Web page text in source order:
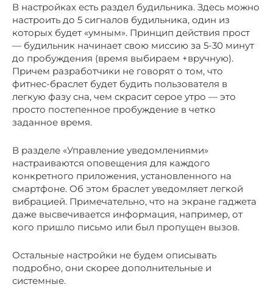
В настройках есть раздел будильника. Здесь можно
настроить до 5 сигналов будильника, один из
которых будет «умным». Принцип действия прост
— будильник начинает свою миссию за 5-30 минут
до пробуждения (время выбираем +вручную).
Причем разработчики не говорят о том, что
фитнес-браслет будет будить пользователя в
легкую фазу сна, чем скрасит серое утро — это
просто постепенное пробуждение в четко
заданное время.
В разделе «Управление уведомлениями»
настраиваются оповещения для каждого
конкретного приложения, установленного на
смартфоне. Об этом браслет уведомляет легкой
вибрацией. Примечательно, что на экране гаджета
даже высвечивается информация, например, от
кого пришло письмо или был пропущен вызов.
Остальные настройки не будем описывать
подробно, они скорее дополнительные и
системные.